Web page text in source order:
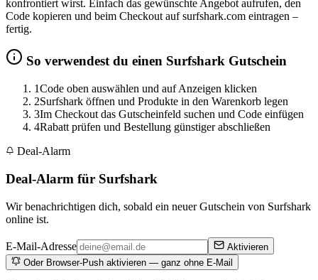
konfrontiert wirst. Einfach das gewünschte Angebot aufrufen, den
Code kopieren und beim Checkout auf surfshark.com eintragen –
fertig.
So verwendest du einen Surfshark Gutschein
1Code oben auswählen und auf Anzeigen klicken
2Surfshark öffnen und Produkte in den Warenkorb legen
3Im Checkout das Gutscheinfeld suchen und Code einfügen
4Rabatt prüfen und Bestellung günstiger abschließen
Deal-Alarm
Deal-Alarm für Surfshark
Wir benachrichtigen dich, sobald ein neuer Gutschein von Surfshark
online ist.
E-Mail-Adresse
Aktivieren
Oder Browser-Push aktivieren — ganz ohne E-Mail